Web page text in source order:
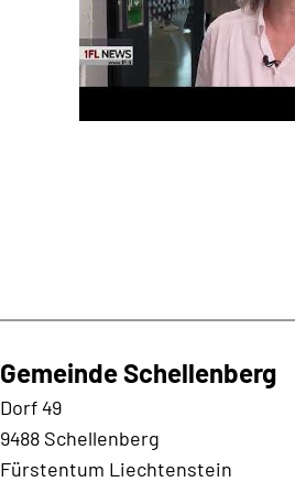
Gemeinde Schellenberg
Dorf 49
9488 Schellenberg
Fürstentum Liechtenstein